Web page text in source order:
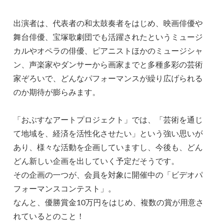
出演者は、代表者の和太鼓奏者をはじめ、映画俳優や
舞台俳優、宝塚歌劇団でも活躍されたというミュージ
カルやオペラの俳優、ピアニストほかのミュージシャ
ン、声楽家やダンサーから画家までと多種多彩の芸術
家ぞろいで、どんなパフォーマンスが繰り広げられる
のか期待が膨らみます。
「おぶすなアートプロジェクト」では、「芸術を通じ
て地域を、経済を活性化させたい」という強い思いが
あり、様々な活動を企画していますし、今後も、どん
どん新しい企画を出していく予定だそうです。
その企画の一つが、会員を対象に開催中の「ビデオパ
フォーマンスコンテスト」。
なんと、優勝賞金10万円をはじめ、複数の賞が用意さ
れているとのこと！